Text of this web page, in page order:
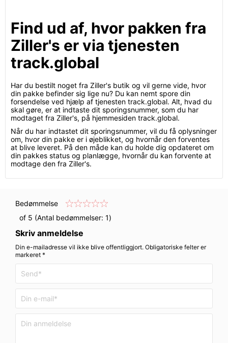
Find ud af, hvor pakken fra
Ziller's er via tjenesten
track.global
Har du bestilt noget fra Ziller's butik og vil gerne vide, hvor
din pakke befinder sig lige nu? Du kan nemt spore din
forsendelse ved hjælp af tjenesten track.global. Alt, hvad du
skal gøre, er at indtaste dit sporingsnummer, som du har
modtaget fra Ziller's, på hjemmesiden track.global.
Når du har indtastet dit sporingsnummer, vil du få oplysninger
om, hvor din pakke er i øjeblikket, og hvornår den forventes
at blive leveret. På den måde kan du holde dig opdateret om
din pakkes status og planlægge, hvornår du kan forvente at
modtage den fra Ziller's.
Bedømmelse
of 5 (Antal bedømmelser: 1)
Skriv anmeldelse
Din e-mailadresse vil ikke blive offentliggjort. Obligatoriske felter er
markeret *